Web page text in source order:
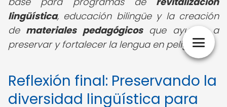
lingüística, educación bilingüe y la creación
de materiales pedagógicosque ayuden a
preservar y fortalecer la lengua en peligro.
Reflexión final: Preservando la
diversidad lingüística para